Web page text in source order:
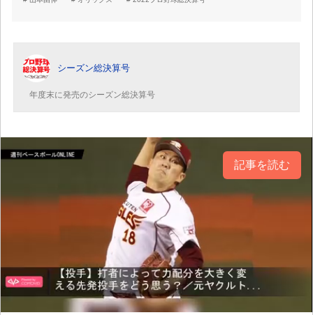
シーズン総決算号
年度末に発売のシーズン総決算号
記事を読む